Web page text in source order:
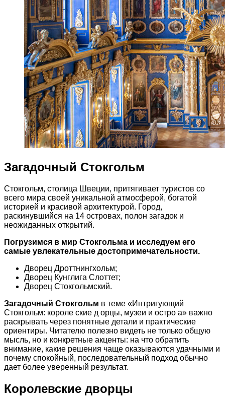
Загадочный Стокгольм
Стокгольм, столица Швеции, притягивает туристов со
всего мира своей уникальной атмосферой, богатой
историей и красивой архитектурой. Город,
раскинувшийся на 14 островах, полон загадок и
неожиданных открытий.
Погрузимся в мир Стокгольма и исследуем его
самые увлекательные достопримечательности.
Дворец Дроттнингхольм;
Дворец Кунглига Слоттет;
Дворец Стокгольмский.
Загадочный Стокгольм в теме «Интригующий
Стокгольм: короле ские д орцы, музеи и остро а» важно
раскрывать через понятные детали и практические
ориентиры. Читателю полезно видеть не только общую
мысль, но и конкретные акценты: на что обратить
внимание, какие решения чаще оказываются удачными и
почему спокойный, последовательный подход обычно
дает более уверенный результат.
Королевские дворцы